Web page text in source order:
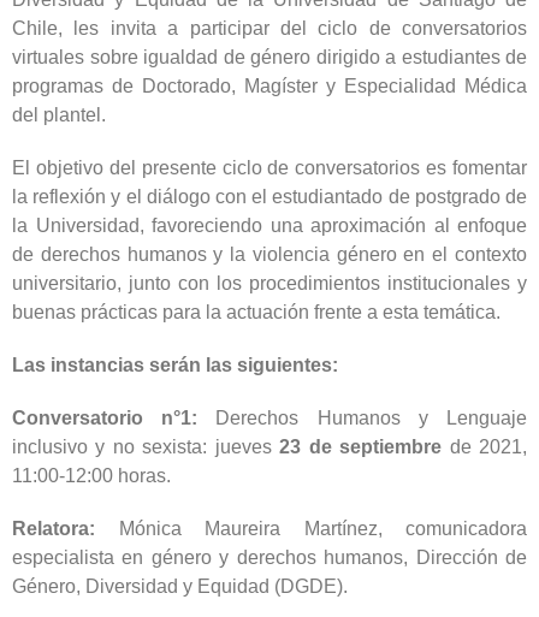
Chile, les invita a participar del ciclo de conversatorios
virtuales sobre igualdad de género dirigido a estudiantes de
programas de Doctorado, Magíster y Especialidad Médica
del plantel.
El objetivo del presente ciclo de conversatorios es fomentar
la reflexión y el diálogo con el estudiantado de postgrado de
la Universidad, favoreciendo una aproximación al enfoque
de derechos humanos y la violencia género en el contexto
universitario, junto con los procedimientos institucionales y
buenas prácticas para la actuación frente a esta temática.
Las instancias serán las siguientes:
Conversatorio n°1: Derechos Humanos y Lenguaje
inclusivo y no sexista: jueves23 de septiembre de 2021,
11:00-12:00 horas.
Relatora:
Mónica Maureira Martínez, comunicadora
especialista en género y derechos humanos, Dirección de
Género, Diversidad y Equidad (DGDE).